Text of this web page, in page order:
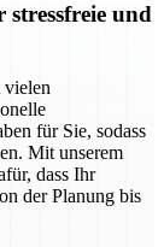
und
für Sie, sodass
Mit unserem
dass Ihr
der Planung bis